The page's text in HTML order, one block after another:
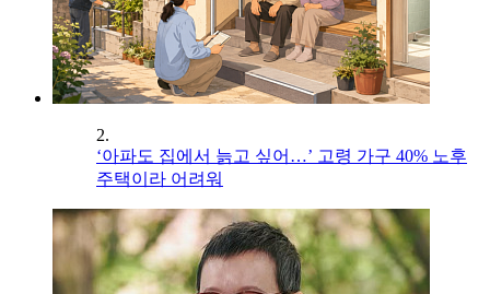
2.
‘아파도 집에서 늙고 싶어…’ 고령 가구 40% 노후
주택이라 어려워